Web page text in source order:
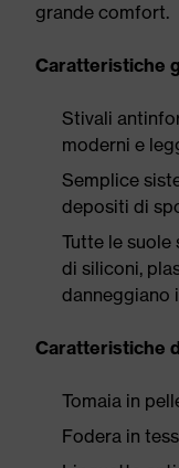
grande comfort.
Caratteristiche
Stivali
moderni e
Semplice
depositi di
Tutte le
di siliconi,
danneggiano
Caratteristiche
Tomaia in
Fodera in